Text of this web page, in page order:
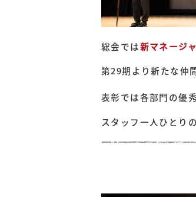
総会では新マネージ
第29期より新たな仲
表彰では各部門の優
スタッフ一人ひとり